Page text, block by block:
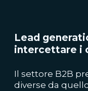
Lead
intercettare i
Il settore B2B
diverse da